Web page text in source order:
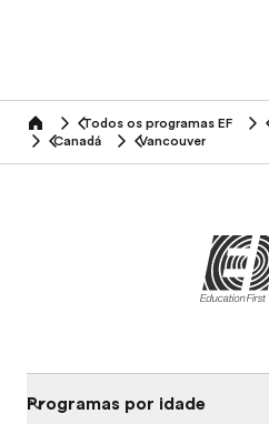
home Todos os programas EF
Canadá
Vancouver
Programas por idade